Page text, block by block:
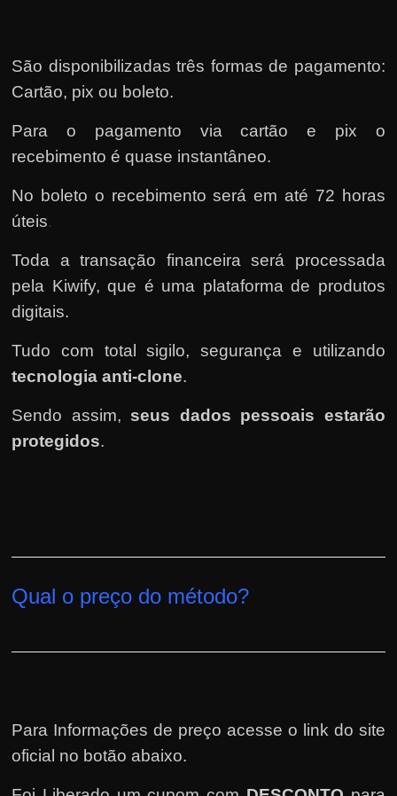
São disponibilizadas três formas de pagamento:
Cartão, pix ou boleto.
Para o pagamento via cartão e pix o
recebimento é quase instantâneo.
No boleto o recebimento será em até 72 horas
úteis.
Toda a transação financeira será processada
pela Kiwify, que é uma plataforma de produtos
digitais.
Tudo com total sigilo, segurança e utilizando
tecnologia anti-clone.
Sendo assim, seus dados pessoais estarão
protegidos.
Qual o preço do método?
Para Informações de preço acesse o link do site
oficial no botão abaixo.